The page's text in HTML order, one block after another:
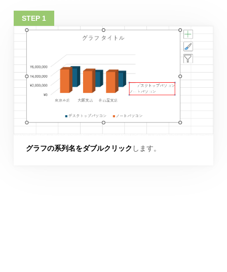
グラフの系列名をダブルクリック します。